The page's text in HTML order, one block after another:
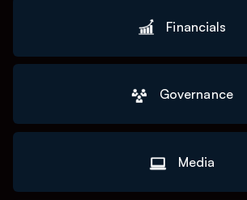
Financials
Governance
Media